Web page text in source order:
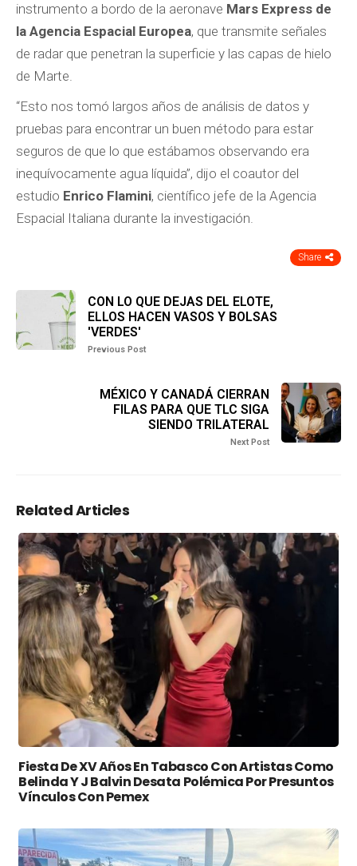
instrumento a bordo de la aeronave Mars Express de
la Agencia Espacial Europea, que transmite señales
de radar que penetran la superficie y las capas de hielo
de Marte.
“Esto nos tomó largos años de análisis de datos y
pruebas para encontrar un buen método para estar
seguros de que lo que estábamos observando era
inequívocamente agua líquida”, dijo el coautor del
estudio Enrico Flamini, científico jefe de la Agencia
Espacial Italiana durante la investigación.
Share
CON LO QUE DEJAS DEL ELOTE,
ELLOS HACEN VASOS Y BOLSAS
'VERDES'
Previous Post
MÉXICO Y CANADÁ CIERRAN
FILAS PARA QUE TLC SIGA
SIENDO TRILATERAL
Next Post
Related Articles
Fiesta De XV Años En Tabasco Con Artistas Como
Belinda Y J Balvin Desata Polémica Por Presuntos
Vínculos Con Pemex